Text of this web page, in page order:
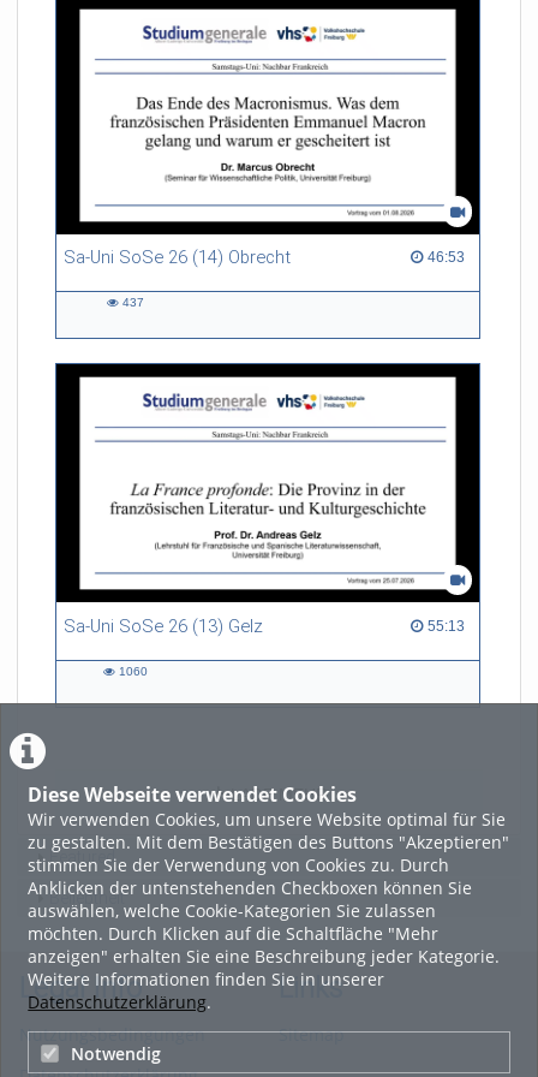
Diese Webseite verwendet Cookies
Wir verwenden Cookies, um unsere Website optimal für Sie
zu gestalten. Mit dem Bestätigen des Buttons "Akzeptieren"
stimmen Sie der Verwendung von Cookies zu. Durch
Anklicken der untenstehenden Checkboxen können Sie
auswählen, welche Cookie-Kategorien Sie zulassen
möchten. Durch Klicken auf die Schaltfläche "Mehr
anzeigen" erhalten Sie eine Beschreibung jeder Kategorie.
Weitere Informationen finden Sie in unserer
Datenschutzerklärung.
Notwendig
Sa-Uni SoSe 26 (14) Obrecht 46:53
46:53 duration
437
Sa-Uni SoSe 26 (13) Gelz 55:13
55:13 duration
1060
LADE MEHR
Featured
Beliebtheit
Legal Info
Nutzungsbedingungen
Links
Sitemap